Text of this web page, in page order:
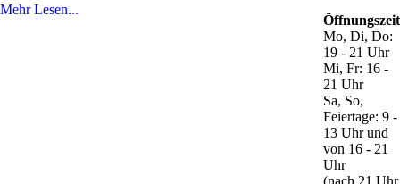
Mehr Lesen...
Mo, Di, Do:
19 - 21 Uhr
Mi, Fr: 16 -
21 Uhr
Sa, So,
Feiertage: 9 -
13 Uhr und
von 16 - 21
Uhr
(nach 21 Uhr